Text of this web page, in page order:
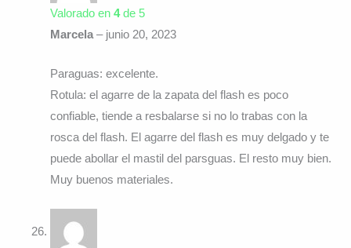
Valorado en 4de 5
Marcela – junio 20, 2023
Paraguas: excelente.
Rotula: el agarre de la zapata del flash es poco
confiable, tiende a resbalarse si no lo trabas con la
rosca del flash. El agarre del flash es muy delgado y te
puede abollar el mastil del parsguas. El resto muy bien.
Muy buenos materiales.